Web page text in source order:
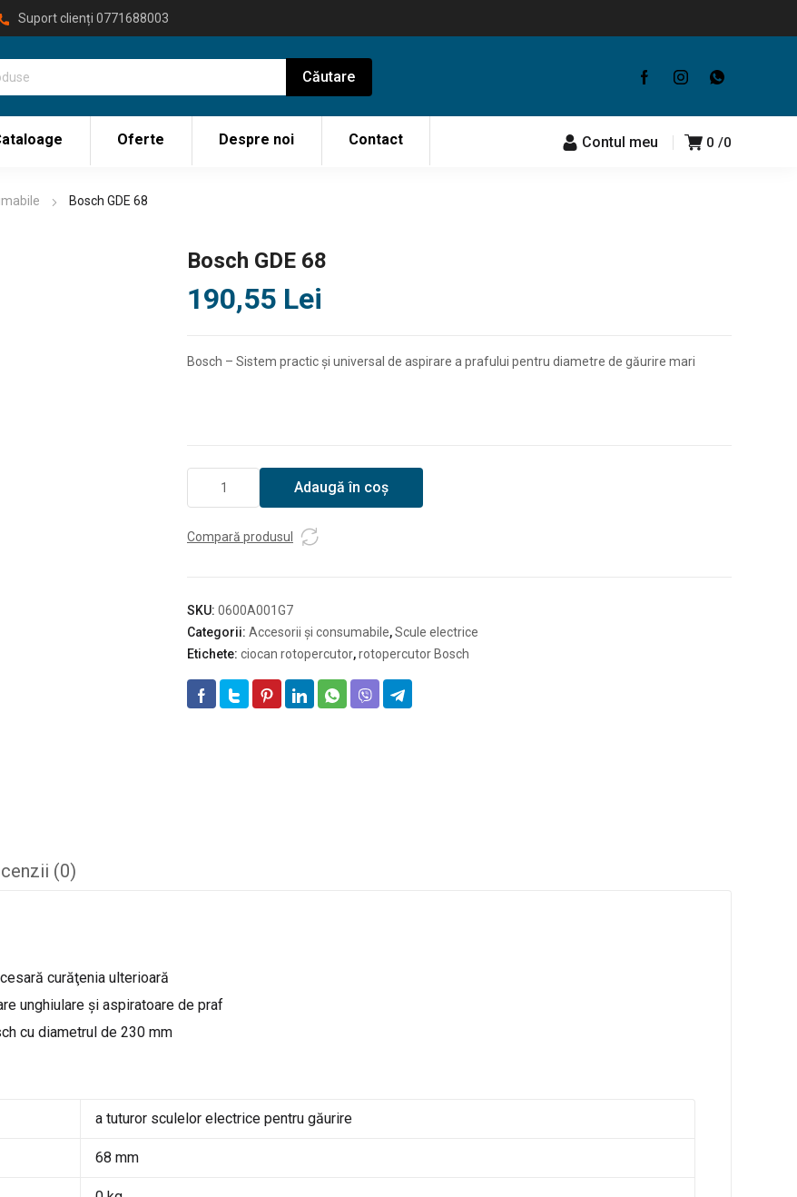
Suport clienți 0771688003
Oferte Despre noi Contact 0 0
Contul meu
Bosch GDE 68
Bosch GDE 68
190,55 Lei
Bosch – Sistem practic şi universal de aspirare a prafului pentru diametre de găurire mari
68
Adaugă în coș
Compară produsul
SKU: 0600A001G7
Categorii: Accesorii și consumabile,Scule electrice
Etichete: ciocan rotopercutor,rotopercutor Bosch
(0)
curăţenia ulterioară
unghiulare și aspiratoare de praf
cu diametrul de 230 mm
a tuturor sculelor electrice pentru găurire
68 mm